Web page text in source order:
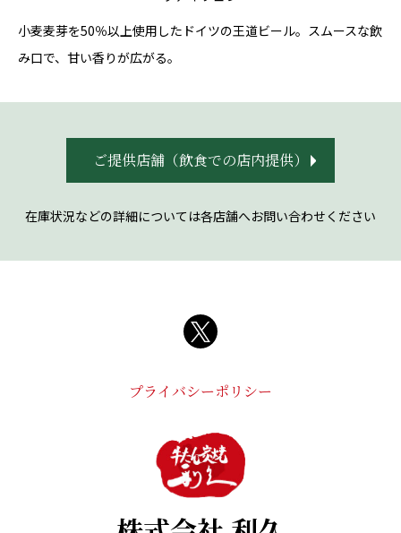
小麦麦芽を50％以上使用したドイツの王道ビール。スムースな飲
み口で、甘い香りが広がる。
ご提供店舗（飲食での店内提供）
在庫状況などの詳細については各店舗へお問い合わせください
プライバシーポリシー